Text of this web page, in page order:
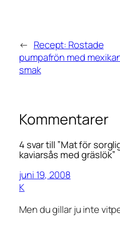
← Recept: Rostade
pumpafrön med
smak
Kommentarer
4 svar till ”Mat för
kaviarsås med gräslök”
juni 19, 2008
K
Men du gillar ju inte